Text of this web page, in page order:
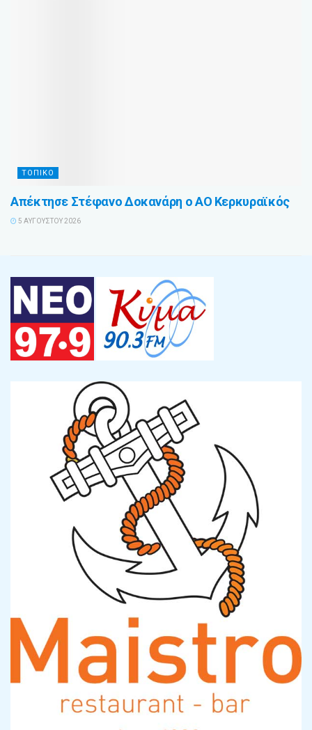
ΤΟΠΙΚΟ
Απέκτησε Στέφανο Δοκανάρη ο ΑΟ Κερκυραϊκός
5 ΑΥΓΟΎΣΤΟΥ 2026